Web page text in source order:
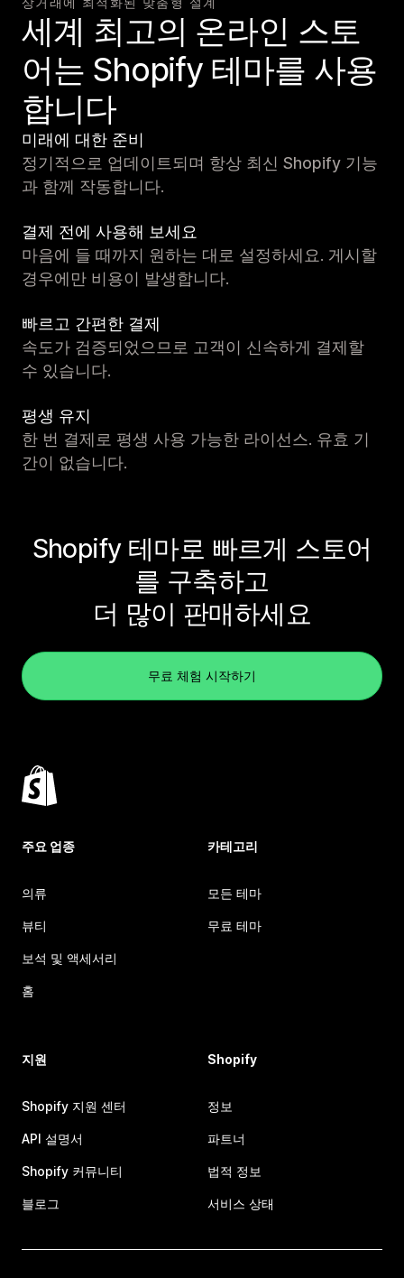
세계 최고의 온라인 스토
어는 Shopify 테마를 사용
합니다
미래에 대한 준비
정기적으로 업데이트되며 항상 최신 Shopify 기능
과 함께 작동합니다.
결제 전에 사용해 보세요
마음에 들 때까지 원하는 대로 설정하세요. 게시할
경우에만 비용이 발생합니다.
빠르고 간편한 결제
속도가 검증되었으므로 고객이 신속하게 결제할
수 있습니다.
평생 유지
한 번 결제로 평생 사용 가능한 라이선스. 유효 기
간이 없습니다.
Shopify 테마로 빠르게 스토어
를 구축하고
더 많이 판매하세요
무료 체험 시작하기
주요 업종
의류
뷰티
보석 및 액세서리
홈
카테고리
모든 테마
무료 테마
지원
Shopify 지원 센터
API 설명서
Shopify 커뮤니티
블로그
Shopify
정보
파트너
법적 정보
서비스 상태